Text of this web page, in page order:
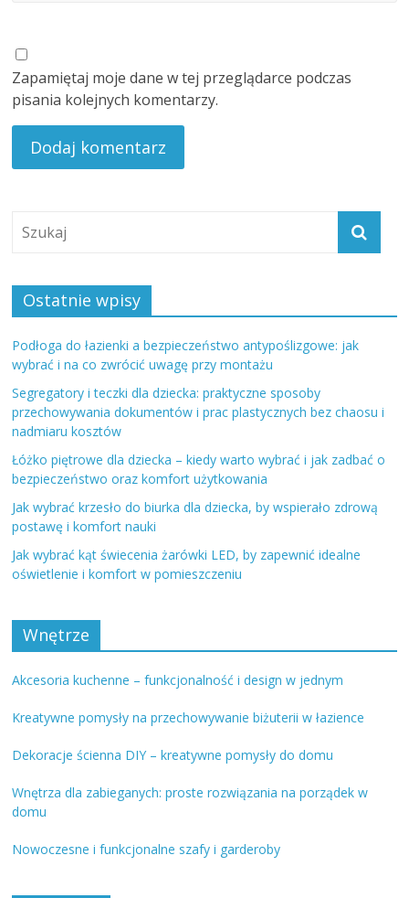
Zapamiętaj moje dane w tej przeglądarce podczas
pisania kolejnych komentarzy.
Ostatnie wpisy
Podłoga do łazienki a bezpieczeństwo antypoślizgowe: jak
wybrać i na co zwrócić uwagę przy montażu
Segregatory i teczki dla dziecka: praktyczne sposoby
przechowywania dokumentów i prac plastycznych bez chaosu i
nadmiaru kosztów
Łóżko piętrowe dla dziecka – kiedy warto wybrać i jak zadbać o
bezpieczeństwo oraz komfort użytkowania
Jak wybrać krzesło do biurka dla dziecka, by wspierało zdrową
postawę i komfort nauki
Jak wybrać kąt świecenia żarówki LED, by zapewnić idealne
oświetlenie i komfort w pomieszczeniu
Wnętrze
Akcesoria kuchenne – funkcjonalność i design w jednym
Kreatywne pomysły na przechowywanie biżuterii w łazience
Dekoracje ścienna DIY – kreatywne pomysły do domu
Wnętrza dla zabieganych: proste rozwiązania na porządek w
domu
Nowoczesne i funkcjonalne szafy i garderoby